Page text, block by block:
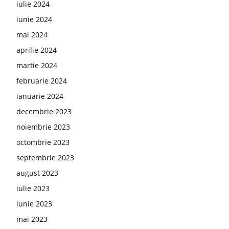
iulie 2024
iunie 2024
mai 2024
aprilie 2024
martie 2024
februarie 2024
ianuarie 2024
decembrie 2023
noiembrie 2023
octombrie 2023
septembrie 2023
august 2023
iulie 2023
iunie 2023
mai 2023